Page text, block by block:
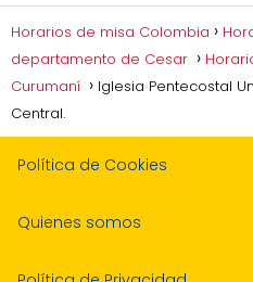
Horarios de misa Colombia
departamento de Cesar
Curumaní
Iglesia Pentecostal
Central.
Política de Cookies
Quienes somos